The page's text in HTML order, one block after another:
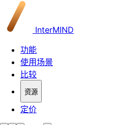
InterMIND
功能
使用场景
比较
资源
定价